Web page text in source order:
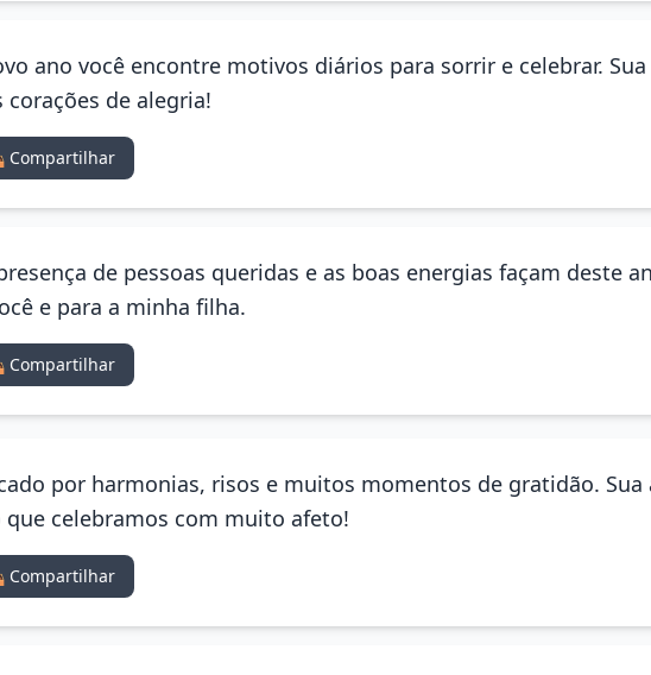
ano você encontre motivos diários para sorrir e celebrar.
de alegria!
Compartilhar
de pessoas queridas e as boas energias façam deste
e para a minha filha.
Compartilhar
por harmonias, risos e muitos momentos de gratidão. Sua
celebramos com muito afeto!
Compartilhar